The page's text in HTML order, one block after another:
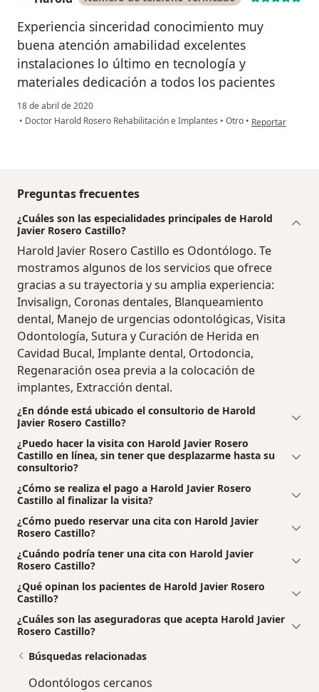
Experiencia sinceridad conocimiento muy
buena atención amabilidad excelentes
instalaciones lo último en tecnología y
materiales dedicación a todos los pacientes
18 de abril de 2020
• Doctor Harold Rosero Rehabilitación e Implantes • Otro • en opinión del
Reportar
Preguntas frecuentes
¿Cuáles son las especialidades principales de Harold
Javier Rosero Castillo?
Harold Javier Rosero Castillo es Odontólogo. Te
mostramos algunos de los servicios que ofrece
gracias a su trayectoria y su amplia experiencia:
Invisalign, Coronas dentales, Blanqueamiento
dental, Manejo de urgencias odontológicas, Visita
Odontología, Sutura y Curación de Herida en
Cavidad Bucal, Implante dental, Ortodoncia,
Regenaración osea previa a la colocación de
implantes, Extracción dental.
¿En dónde está ubicado el consultorio de Harold
Javier Rosero Castillo?
¿Puedo hacer la visita con Harold Javier Rosero
Castillo en línea, sin tener que desplazarme hasta su
consultorio?
¿Cómo se realiza el pago a Harold Javier Rosero
Castillo al finalizar la visita?
¿Cómo puedo reservar una cita con Harold Javier
Rosero Castillo?
¿Cuándo podría tener una cita con Harold Javier
Rosero Castillo?
¿Qué opinan los pacientes de Harold Javier Rosero
Castillo?
¿Cuáles son las aseguradoras que acepta Harold Javier
Rosero Castillo?
Búsquedas relacionadas
Odontólogos cercanos